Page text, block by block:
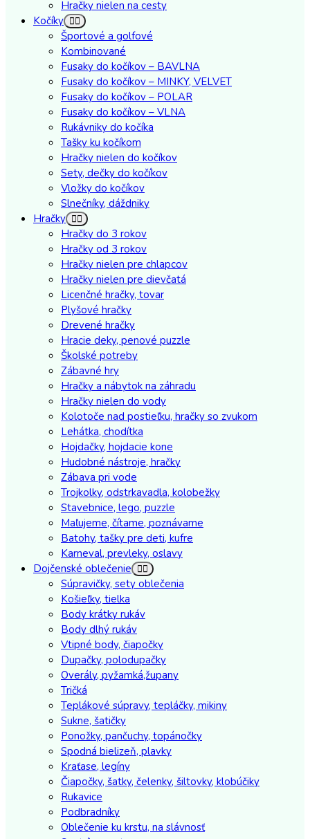
Hračky nielen na cesty
Kočíky
Športové a golfové
Kombinované
Fusaky do kočíkov – BAVLNA
Fusaky do kočíkov – MINKY, VELVET
Fusaky do kočíkov – POLAR
Fusaky do kočíkov – VLNA
Rukávniky do kočíka
Tašky ku kočíkom
Hračky nielen do kočíkov
Sety, dečky do kočíkov
Vložky do kočíkov
Slnečníky, dáždniky
Hračky
Hračky do 3 rokov
Hračky od 3 rokov
Hračky nielen pre chlapcov
Hračky nielen pre dievčatá
Licenčné hračky, tovar
Plyšové hračky
Drevené hračky
Hracie deky, penové puzzle
Školské potreby
Zábavné hry
Hračky a nábytok na záhradu
Hračky nielen do vody
Kolotoče nad postieľku, hračky so zvukom
Lehátka, chodítka
Hojdačky, hojdacie kone
Hudobné nástroje, hračky
Zábava pri vode
Trojkolky, odstrkavadla, kolobežky
Stavebnice, lego, puzzle
Maľujeme, čítame, poznávame
Batohy, tašky pre deti, kufre
Karneval, prevleky, oslavy
Dojčenské oblečenie
Súpravičky, sety oblečenia
Košieľky, tielka
Body krátky rukáv
Body dlhý rukáv
Vtipné body, čiapočky
Dupačky, polodupačky
Overály, pyžamká,župany
Tričká
Teplákové súpravy, tepláčky, mikiny
Sukne, šatičky
Ponožky, pančuchy, topánočky
Spodná bielizeň, plavky
Kraťase, legíny
Čiapočky, šatky, čelenky, šiltovky, klobúčiky
Rukavice
Podbradníky
Oblečenie ku krstu, na slávnosť